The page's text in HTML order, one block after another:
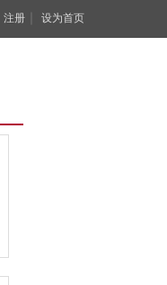
注册 设为首页